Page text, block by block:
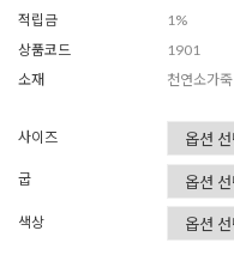
적립금
1%
상품코드
1901
소재
천연소가죽
사이즈
굽
색상